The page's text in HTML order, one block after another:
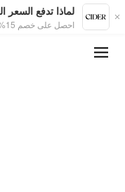
لماذا تدفع السعر
احصل على خصم 15% في التطبيق